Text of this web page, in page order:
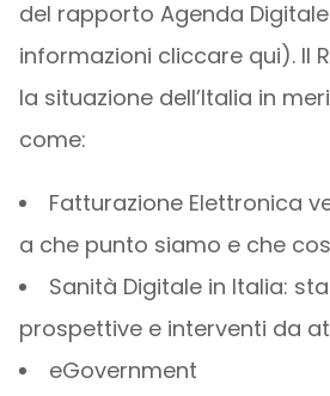
del rapporto Agenda
informazioni cliccare qui). Il
la situazione dell’Italia in
come:
Fatturazione Elettronica
a che punto siamo e che
Sanità Digitale in Italia:
prospettive e interventi da
eGovernment